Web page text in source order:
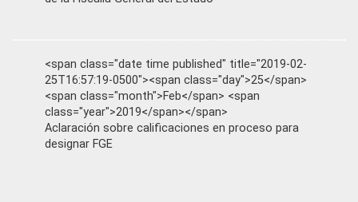
<span class="date time published" title="2019-02-
25T16:57:19-0500"><span class="day">25</span>
<span class="month">Feb</span> <span
class="year">2019</span></span>
Aclaración sobre calificaciones en proceso para
designar FGE